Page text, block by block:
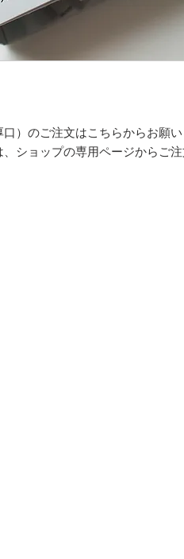
）のご注文はこちらからお願い
ショップの専用ページからご注